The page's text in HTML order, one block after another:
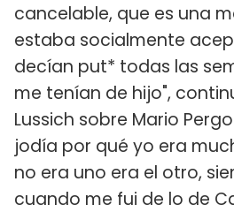
cancelable, que es una
estaba socialmente
decían put* todas las
me tenían de hijo",
Lussich sobre Mario
jodía por qué yo era
no era uno era el otro,
cuando me fui de lo de